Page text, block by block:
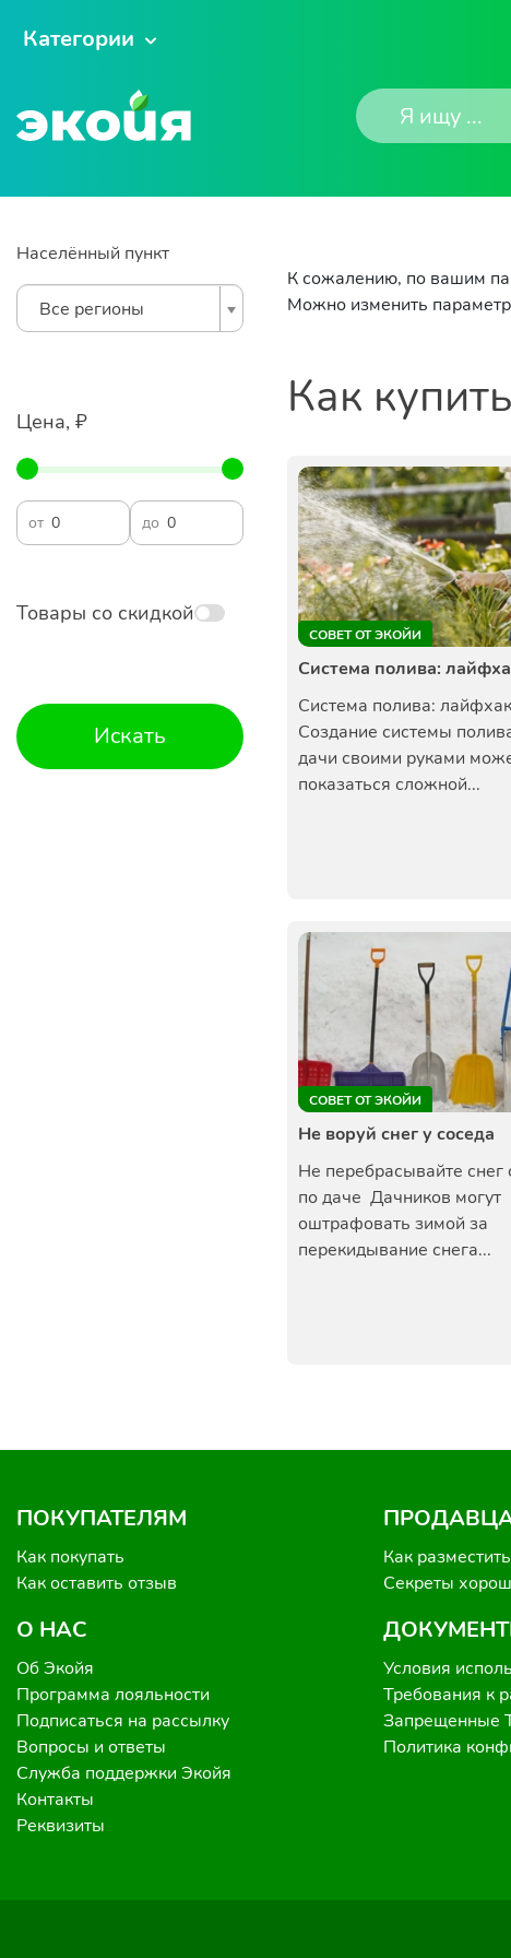
Категории
Населённый пункт
Все регионы
Цена, ₽
от до
Товары со скидкой
Искать
К сожалению, по вашим
Можно изменить
Как купить
СОВЕТ ОТ ЭКОЙИ
Система полива:
Система полива:
Создание системы
дачи своими руками
показаться сложной...
СОВЕТ ОТ ЭКОЙИ
Не воруй снег у соседа
Не перебрасывайте снег
по даче Дачников могут
оштрафовать зимой за
перекидывание снега...
ПОКУПАТЕЛЯМ
Как покупать
Как оставить отзыв
О НАС
Об Экойя
Программа лояльности
Подписаться на рассылку
Вопросы и ответы
Служба поддержки Экойя
Контакты
Реквизиты
Как
Секреты
Условия
Требования к
Запрещенные
Политика